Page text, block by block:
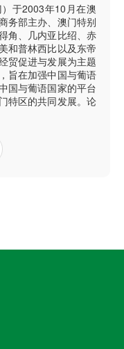
于2003年10月在澳
务部主办、澳门特别
角、几内亚比绍、赤
和普林西比以及东帝
贸促进与发展为主题
旨在加强中国与葡语
国与葡语国家的平台
特区的共同发展。论